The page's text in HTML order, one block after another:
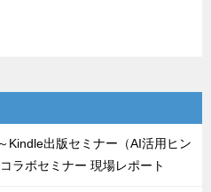
Kindle出版セミナー（AI活用ヒン
ラボセミナー 現場レポート